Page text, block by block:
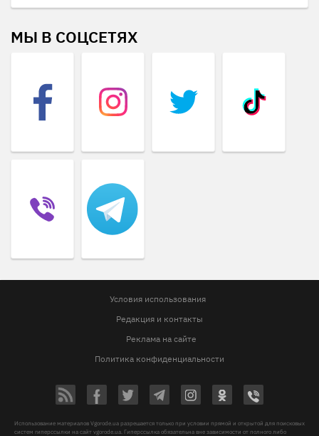
МЫ В СОЦСЕТЯХ
Условия использования
Редакция и контакты
Реклама на сайте
Политика конфиденциальности
Использование материалов Vgorode.ua разрешается только при условии прямой и открытой для поисковых
систем гиперссылки на сайт vgorode.ua. Гиперссылка обязательна вне зависимости от полного либо